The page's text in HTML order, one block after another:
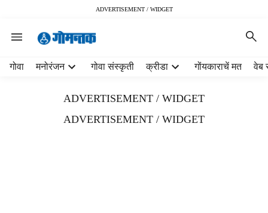
ADVERTISEMENT / WIDGET
गोवा मनोरंजन गोवा संस्कृती क्रीडा गोंयकाराचें मत वेब
ADVERTISEMENT / WIDGET
ADVERTISEMENT / WIDGET